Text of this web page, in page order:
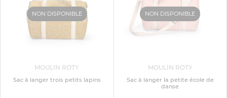
NON DISPONIBLE
MOULIN ROTY
Sac à langer trois petits lapins
NON DISPONIBLE
MOULIN ROTY
Sac à langer la petite école de
danse